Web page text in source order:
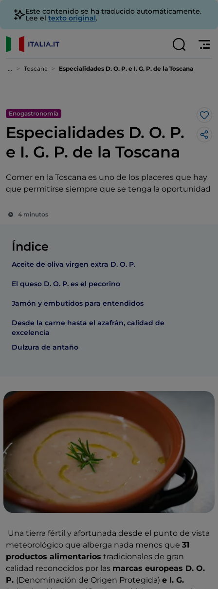
Este contenido se ha traducido automáticamente.
Lee el texto original.
... Toscana Especialidades D. O. P. e I. G. P. de la Toscana
Enogastronomía
Especialidades D. O. P.
e I. G. P. de la Toscana
Comer en la Toscana es uno de los placeres que hay
que permitirse siempre que se tenga la oportunidad
4 minutos
Me
Índice
Aceite de oliva virgen extra D. O. P.
El queso D. O. P. es el pecorino
Jamón y embutidos para entendidos
Desde la carne hasta el azafrán, calidad de
excelencia
Dulzura de antaño
Una tierra fértil y afortunada desde el punto de vista
meteorológico que alberga nada menos que 31
productos alimentarios tradicionales de gran
calidad reconocidos por las marcas europeas D. O.
P. (Denominación de Origen Protegida) e I. G.